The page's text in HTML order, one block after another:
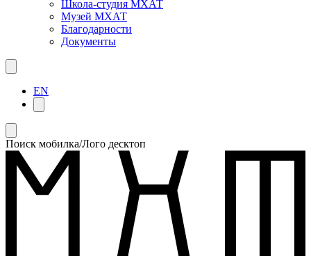
Школа-студия МХАТ
Музей МХАТ
Благодарности
Документы
EN
Поиск мобилка/Лого десктоп